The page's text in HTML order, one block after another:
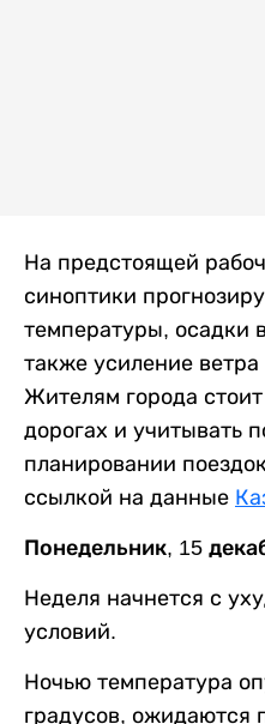
На предстоящей
синоптики
температуры, осадки
также усиление
Жителям города
дорогах и учитывать
планировании
ссылкой на данные
Понедельник, 15
Неделя начнется с
условий.
Ночью температура
градусов, ожидаются